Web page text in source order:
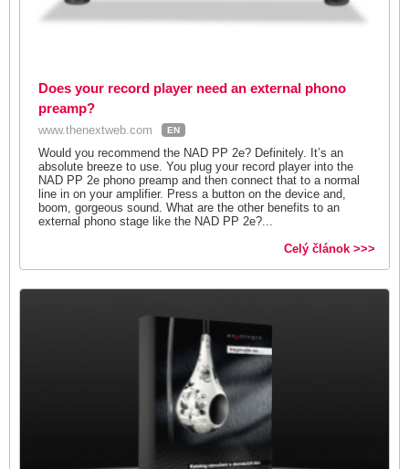
Does your record player need an external phono
preamp?
www.thenextweb.com EN
Would you recommend the NAD PP 2e? Definitely. It’s an
absolute breeze to use. You plug your record player into the
NAD PP 2e phono preamp and then connect that to a normal
line in on your amplifier. Press a button on the device and,
boom, gorgeous sound. What are the other benefits to an
external phono stage like the NAD PP 2e?...
Celý článok >>>